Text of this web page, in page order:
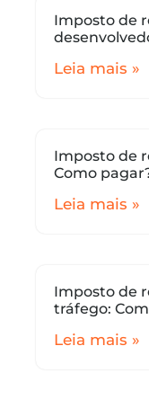
Imposto de
Leia mais »
Imposto de
Como
Leia mais »
Imposto de
tráfego:
Leia mais »